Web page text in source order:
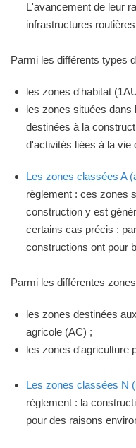
L'avancement de leur
infrastructures
Parmi les différents types
les zones d'habitat
les zones situées dans
destinées à la
d'activités liées à la vie
Les zones classées A
règlement : ces zones
construction y est
certains cas précis :
constructions ont pour
Parmi les différentes
les zones destinées
agricole (AC) ;
les zones d'agriculture
Les zones classées N
règlement : la
pour des raisons